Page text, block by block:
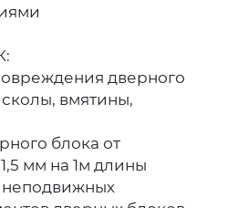
дверного
вмятины,
блока от
мм на 1м длины
неподвижных